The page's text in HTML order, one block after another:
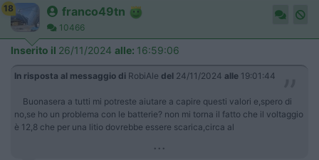
18 franco49tn
10466
Inserito il 26/11/2024 alle: 16:59:06
In risposta al messaggio di RobiAle del 24/11/2024 alle 19:01:44
Buonasera a tutti mi potreste aiutare a capire questi valori e,spero di
no,se ho un problema con le batterie? non mi torna il fatto che il voltaggio
è 12,8 che per una litio dovrebbe essere scarica,circa al
...